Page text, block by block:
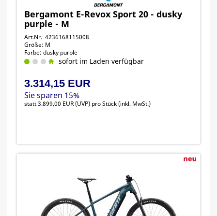
Bergamont E-Revox Sport 20 - dusky
purple - M
Art.Nr. 4236168115008
Größe: M
Farbe: dusky purple
sofort im Laden verfügbar
3.314,15 EUR
Sie sparen 15%
statt3.899,00 EUR(UVP) pro Stück (inkl. MwSt.)